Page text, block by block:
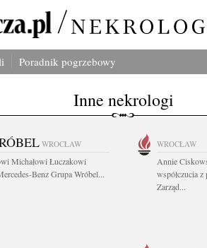
Poradnik pogrzebowy
Inne nekrologi
WROCŁAW
Michałowi Łuczakowi
Benz Grupa Wróbel...
WROCŁAW
Annie
współczucia
Zarząd...